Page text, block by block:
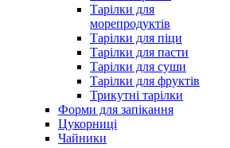
Тарілки для
морепродуктів
Тарілки для піци
Тарілки для пасти
Тарілки для суши
Тарілки для фруктів
Трикутні тарілки
Форми для запікання
Цукорниці
Чайники